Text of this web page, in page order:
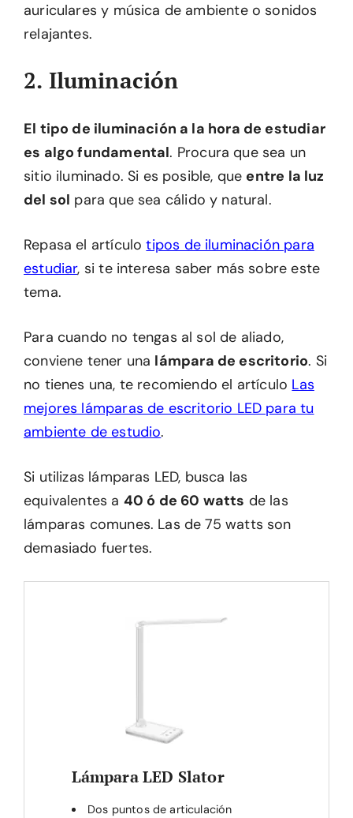
auriculares y música de ambiente o sonidos
relajantes.
2. Iluminación
El tipo de iluminación a la hora de estudiar
es algo fundamental. Procura que sea un
sitio iluminado. Si es posible, que entre la luz
del sol para que sea cálido y natural.
Repasa el artículotipos de iluminación para
estudiar, si te interesa saber más sobre este
tema.
Para cuando no tengas al sol de aliado,
conviene tener una lámpara de escritorio. Si
no tienes una, te recomiendo el artículo Las
mejores lámparas de escritorio LED para tu
ambiente de estudio.
Si utilizas lámparas LED, busca las
equivalentes a 40 ó de 60 watts de las
lámparas comunes. Las de 75 watts son
demasiado fuertes.
Lámpara LED Slator
Dos puntos de articulación